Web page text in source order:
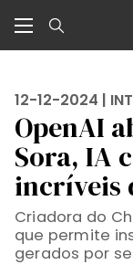
12-12-2024 |
OpenAI
Sora, IA
incríveis
Criadora do
que permite
gerados por